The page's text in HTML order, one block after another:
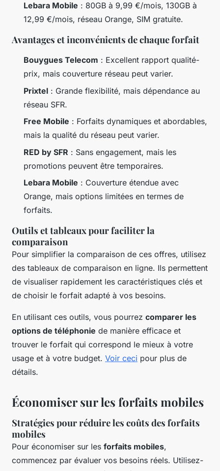
Lebara Mobile : 80GB à 9,99 €/mois, 130GB à
12,99 €/mois, réseau Orange, SIM gratuite.
Avantages et inconvénients de chaque forfait
Bouygues Telecom : Excellent rapport qualité-
prix, mais couverture réseau peut varier.
Prixtel : Grande flexibilité, mais dépendance au
réseau SFR.
Free Mobile : Forfaits dynamiques et abordables,
mais la qualité du réseau peut varier.
RED by SFR : Sans engagement, mais les
promotions peuvent être temporaires.
Lebara Mobile : Couverture étendue avec
Orange, mais options limitées en termes de
forfaits.
Outils et tableaux pour faciliter la
comparaison
Pour simplifier la comparaison de ces offres, utilisez
des tableaux de comparaison en ligne. Ils permettent
de visualiser rapidement les caractéristiques clés et
de choisir le forfait adapté à vos besoins.
En utilisant ces outils, vous pourrez comparer les
options de téléphonie de manière efficace et
trouver le forfait qui correspond le mieux à votre
usage et à votre budget. Voir ceci pour plus de
détails.
Économiser sur les forfaits mobiles
Stratégies pour réduire les coûts des forfaits
mobiles
Pour économiser sur les forfaits mobiles,
commencez par évaluer vos besoins réels. Utilisez-